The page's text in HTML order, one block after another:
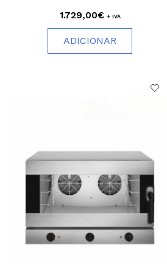
1.729,00€ + IVA
ADICIONAR